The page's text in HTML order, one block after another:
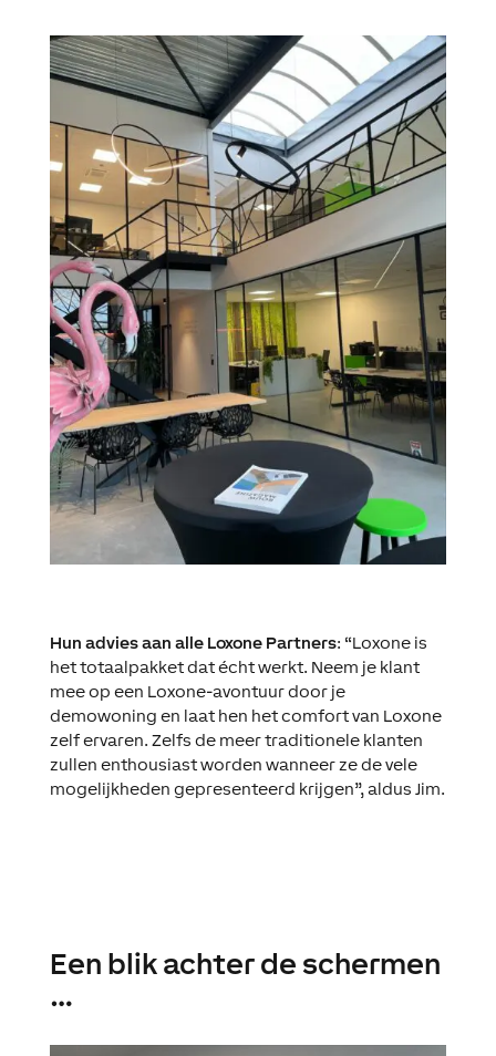
Hun advies aan alle Loxone Partners: “Loxone is
het totaalpakket dat écht werkt. Neem je klant
mee op een Loxone-avontuur door je
demowoning en laat hen het comfort van Loxone
zelf ervaren. Zelfs de meer traditionele klanten
zullen enthousiast worden wanneer ze de vele
mogelijkheden gepresenteerd krijgen”, aldus Jim.
Een blik achter de schermen
…